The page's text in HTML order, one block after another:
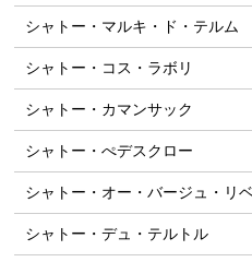
シャトー・マルキ・ド・テルム
シャトー・コス・ラボリ
シャトー・カマンサック
シャトー・ぺデスクロー
シャトー・オー・バージュ・リ
シャトー・デュ・テルトル